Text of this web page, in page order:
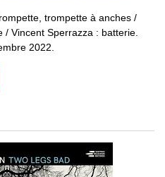
trompette à anches /
Vincent Sperrazza : batterie.
2022.